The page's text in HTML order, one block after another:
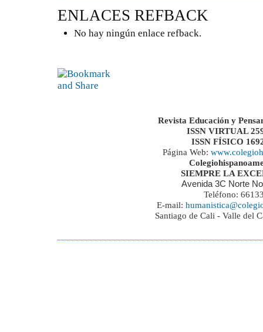
ENLACES REFBACK
No hay ningún enlace refback.
Revista Educación y
ISSN VIRTUAL
ISSN FÍSICO
Página Web:
SIEMPRE LA
Avenida 3C Norte
Teléfono:
E-mail:
Santiago de Cali - Valle del